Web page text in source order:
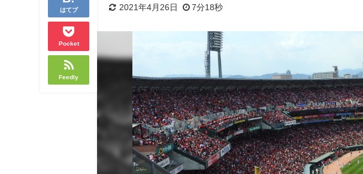
はてブ
Pocket
Feedly
2021年4月26日 7分18秒